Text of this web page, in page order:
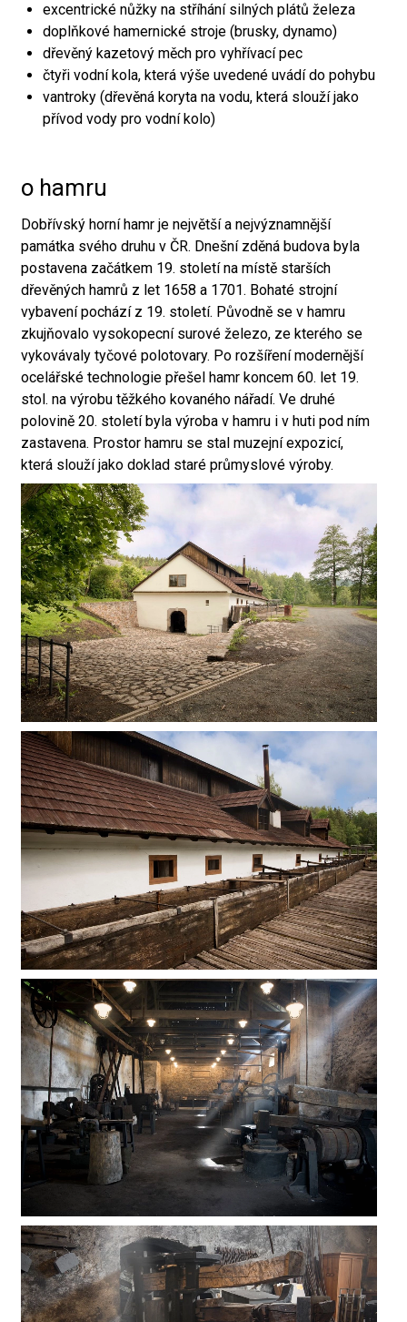
excentrické nůžky na stříhání silných plátů železa
doplňkové hamernické stroje (brusky, dynamo)
dřevěný kazetový měch pro vyhřívací pec
čtyři vodní kola, která výše uvedené uvádí do pohybu
vantroky (dřevěná koryta na vodu, která slouží jako
přívod vody pro vodní kolo)
o hamru
Dobřívský horní hamr je největší a nejvýznamnější
památka svého druhu v ČR. Dnešní zděná budova byla
postavena začátkem 19. století na místě starších
dřevěných hamrů z let 1658 a 1701. Bohaté strojní
vybavení pochází z 19. století. Původně se v hamru
zkujňovalo vysokopecní surové železo, ze kterého se
vykovávaly tyčové polotovary. Po rozšíření modernější
ocelářské technologie přešel hamr koncem 60. let 19.
stol. na výrobu těžkého kovaného nářadí. Ve druhé
polovině 20. století byla výroba v hamru i v huti pod ním
zastavena. Prostor hamru se stal muzejní expozicí,
která slouží jako doklad staré průmyslové výroby.